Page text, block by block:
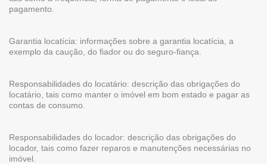
pagamento.
Garantia locatícia: informações sobre a garantia locatícia, a
exemplo da caução, do fiador ou do seguro-fiança.
Responsabilidades do locatário: descrição das obrigações do
locatário, tais como manter o imóvel em bom estado e pagar as
contas de consumo.
Responsabilidades do locador: descrição das obrigações do
locador, tais como fazer reparos e manutenções necessárias no
imóvel.